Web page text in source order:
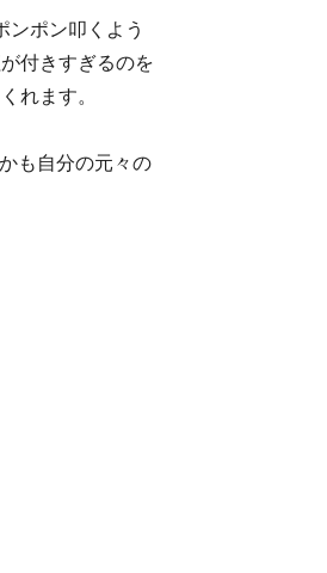
ンポン叩くよう
付きすぎるのを
れます。
も自分の元々の